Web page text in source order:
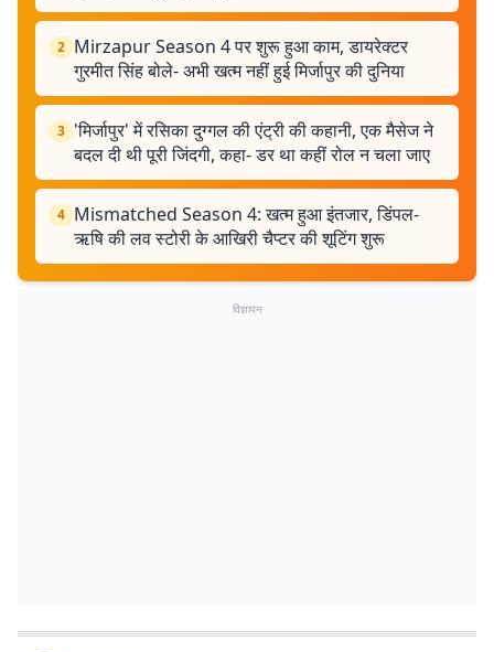
2 Mirzapur Season 4 पर शुरू हुआ काम, डायरेक्टर
गुरमीत सिंह बोले- अभी खत्म नहीं हुई मिर्जापुर की दुनिया
3 'मिर्जापुर' में रसिका दुग्गल की एंट्री की कहानी, एक मैसेज ने
बदल दी थी पूरी जिंदगी, कहा- डर था कहीं रोल न चला जाए
4 Mismatched Season 4: खत्म हुआ इंतजार, डिंपल-
ऋषि की लव स्टोरी के आखिरी चैप्टर की शूटिंग शुरू
विज्ञापन